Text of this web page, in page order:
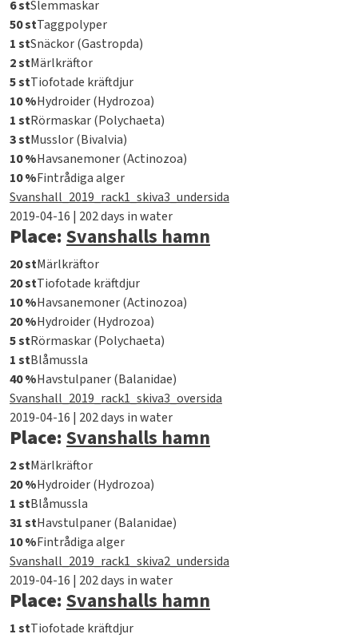
6 stSlemmaskar
50 stTaggpolyper
1 stSnäckor (Gastropda)
2 stMärlkräftor
5 stTiofotade kräftdjur
10 %Hydroider (Hydrozoa)
1 stRörmaskar (Polychaeta)
3 stMusslor (Bivalvia)
10 %Havsanemoner (Actinozoa)
10 %Fintrådiga alger
Svanshall_2019_rack1_skiva3_undersida
2019-04-16 | 202 days in water
Place:Svanshalls hamn
20 stMärlkräftor
20 stTiofotade kräftdjur
10 %Havsanemoner (Actinozoa)
20 %Hydroider (Hydrozoa)
5 stRörmaskar (Polychaeta)
1 stBlåmussla
40 %Havstulpaner (Balanidae)
Svanshall_2019_rack1_skiva3_oversida
2019-04-16 | 202 days in water
Place:Svanshalls hamn
2 stMärlkräftor
20 %Hydroider (Hydrozoa)
1 stBlåmussla
31 stHavstulpaner (Balanidae)
10 %Fintrådiga alger
Svanshall_2019_rack1_skiva2_undersida
2019-04-16 | 202 days in water
Place:Svanshalls hamn
1 stTiofotade kräftdjur